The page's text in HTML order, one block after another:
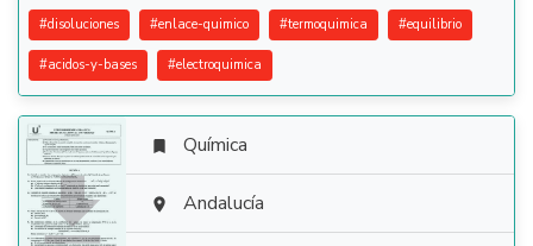
#disoluciones #enlace-quimico #termoquimica #equilibrio
#acidos-y-bases #electroquimica

 Química
 Andalucía